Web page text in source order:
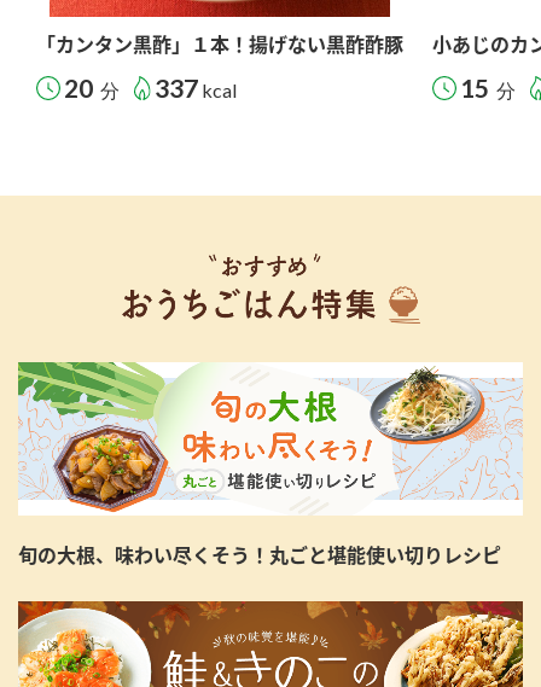
「カンタン黒酢」１本！揚げない黒酢酢豚
20 分 337 kcal
小あじのカ
15 分
旬の大根、味わい尽くそう！丸ごと堪能使い切りレシピ